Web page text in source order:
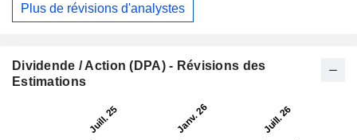
Plus de révisions d'analystes
Dividende / Action (DPA) - Révisions des
Estimations